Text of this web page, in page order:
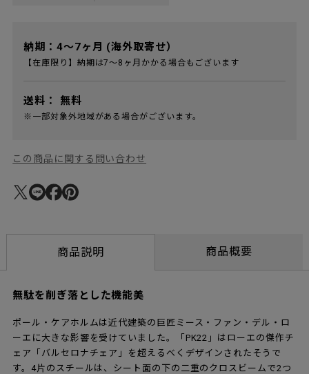
納期：4～7ヶ月 (海外取寄せ）
【在庫限り】納期は7～8ヶ月かかる場合もございます
送料： 無料
※一部対象外地域がある場合がございます。
この商品に関する問い合わせ
商品説明 商品概要
無駄を削ぎ落とした機能美
ポール・ケアホルムは近代建築の巨匠ミース・ファン・デル・ロ
ーエに大きな影響を受けていました。「PK22」はローエの傑作チ
ェア「バルセロナチェア」を超えるべくデザインされたそうで
す。4片のスチールは、シート面の下の二重のクロスビームで2つ